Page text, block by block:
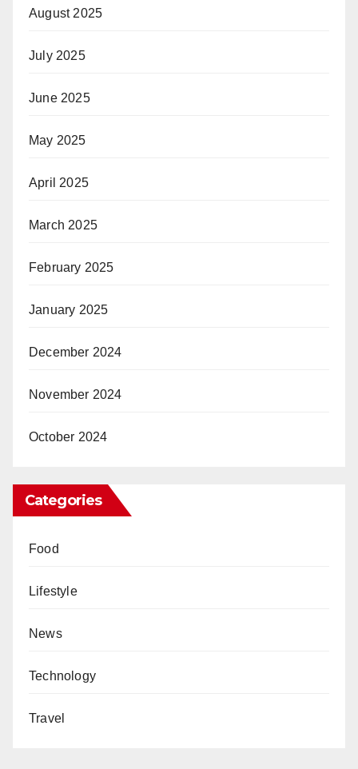
August 2025
July 2025
June 2025
May 2025
April 2025
March 2025
February 2025
January 2025
December 2024
November 2024
October 2024
Categories
Food
Lifestyle
News
Technology
Travel